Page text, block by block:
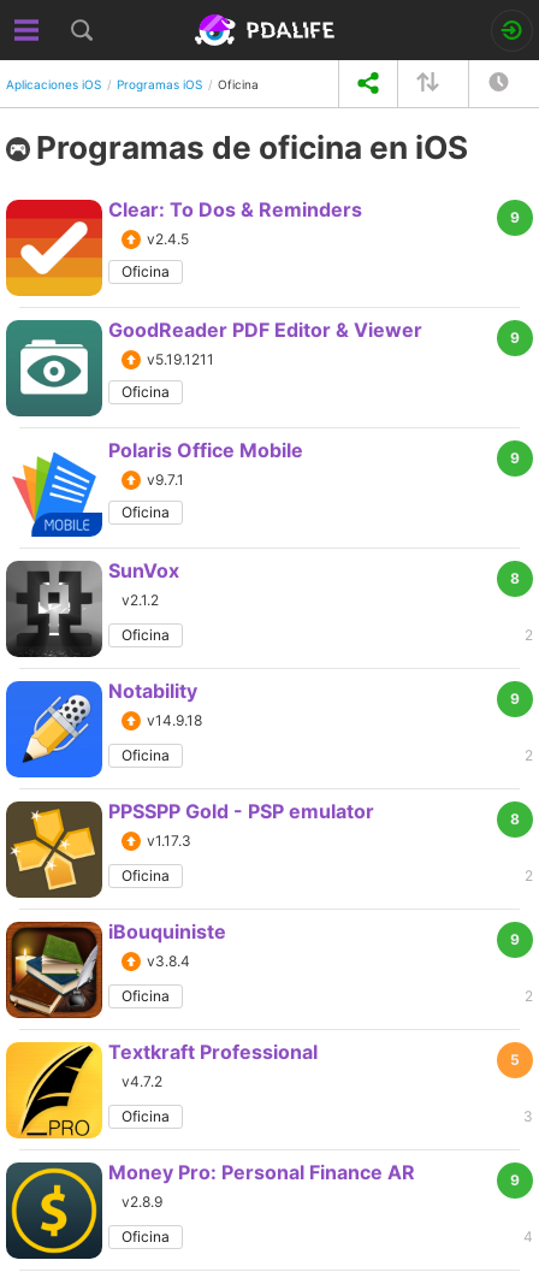
Aplicaciones iOS Programas iOS Oficina
Programas de oficina en iOS
9
Clear: To Dos & Reminders
v2.4.5
Oficina
9
GoodReader PDF Editor & Viewer
v5.19.1211
Oficina
9
Polaris Office Mobile
v9.7.1
Oficina
8
SunVox
v2.1.2
Oficina
2
9
Notability
v14.9.18
Oficina
2
8
PPSSPP Gold - PSP emulator
v1.17.3
Oficina
2
9
iBouquiniste
v3.8.4
Oficina
2
5
Textkraft Professional
v4.7.2
Oficina
3
9
Money Pro: Personal Finance AR
v2.8.9
Oficina
4